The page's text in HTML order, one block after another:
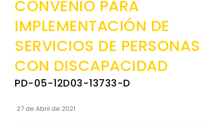
Convocatorias
GESTIÓN ADMINISTRATIVA
Plan de desarrollo y Ordenamiento Territorial -
Plan Anual Contratación - PAC
Plan Operativo Anual - POA
CONVENIO PARA
IMPLEMENTACIÓN DE
SERVICIOS DE PERSONAS
CON DISCAPACIDAD
PD-05-12D03-13733-D
27 de Abril de 2021